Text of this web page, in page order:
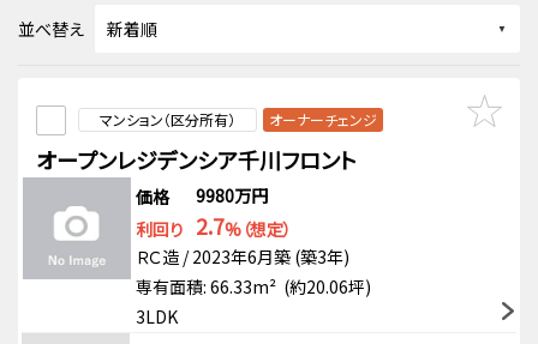
並べ替え
マンション（区分所有） オーナーチェンジ
オープンレジデンシア千川フロント
価格
9980万円
利回り 2.7%（想定）
ＲＣ造 / 2023年6月築 (築3年)
専有面積: 66.33m² (約20.06坪)
3LDK